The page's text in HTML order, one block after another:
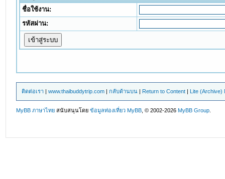
ชื่อใช้งาน:
รหัสผ่าน:
ติดต่อเรา |www.thaibuddytrip.com |กลับด้านบน | Return to Content | Lite (Archive)
MyBB ภาษาไทย สนับสนุนโดยข้อมูลท่องเที่ยว MyBB , © 2002-2026MyBB Group